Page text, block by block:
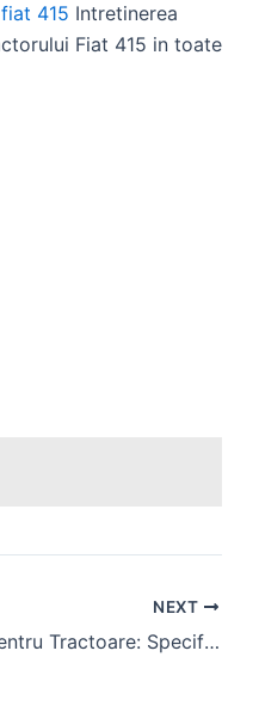
415 Intretinerea
Fiat 415 in toate
NEXT
Cabina Trapez U 650 pentru Tractoare: Specificații și Aplicații